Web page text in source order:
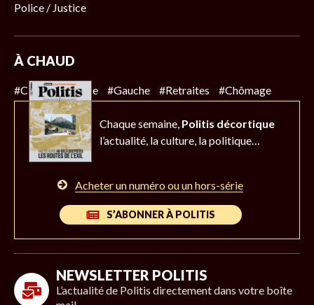
Police / Justice
À CHAUD
#Climat #Police #Gauche #Retraites #Chômage
Chaque semaine, Politis décortique
l’actualité, la culture, la politique…
Acheter un numéro ou un hors-série
S’ABONNER À POLITIS
NEWSLETTER POLITIS
L’actualité de Politis directement dans votre boîte